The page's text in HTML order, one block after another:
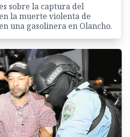
sobre la captura del
la muerte violenta de
una gasolinera en Olancho.